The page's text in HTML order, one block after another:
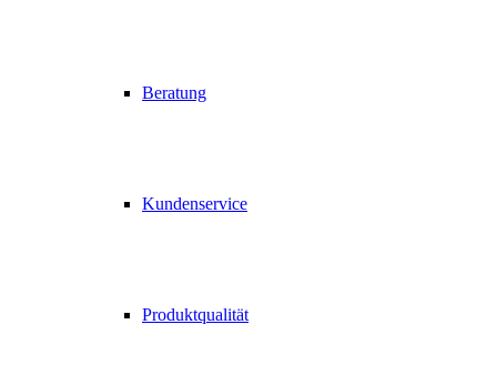
Beratung
Kundenservice
Produktqualität